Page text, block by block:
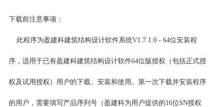
下载前注意事项：
此程序为盈建科建筑结构设计软件系统V1.7.1.0 - 64位安装程
序，适用于已有盈建科建筑结构设计软件64位版授权（包括正式授
权及试用授权）用户的下载、安装和使用。第一次下载并安装程序
的用户，需要填写产品序列号（盈建科为用户提供的16位SN授权